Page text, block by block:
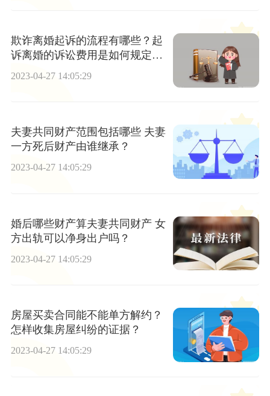
欺诈离婚起诉的流程有哪些？起
诉离婚的诉讼费用是如何规定的
2023-04-27 14:05:29
夫妻共同财产范围包括哪些 夫妻
一方死后财产由谁继承？
2023-04-27 14:05:29
婚后哪些财产算夫妻共同财产 女
方出轨可以净身出户吗？
2023-04-27 14:05:29
房屋买卖合同能不能单方解约？
怎样收集房屋纠纷的证据？
2023-04-27 14:05:29